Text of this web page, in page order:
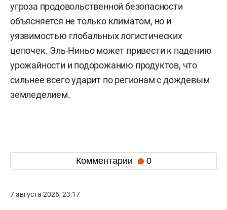
угроза продовольственной безопасности
объясняется не только климатом, но и
уязвимостью глобальных логистических
цепочек. Эль-Ниньо может привести к падению
урожайности и подорожанию продуктов, что
сильнее всего ударит по регионам с дождевым
земледелием.
Комментарии 0
7 августа 2026, 23:17